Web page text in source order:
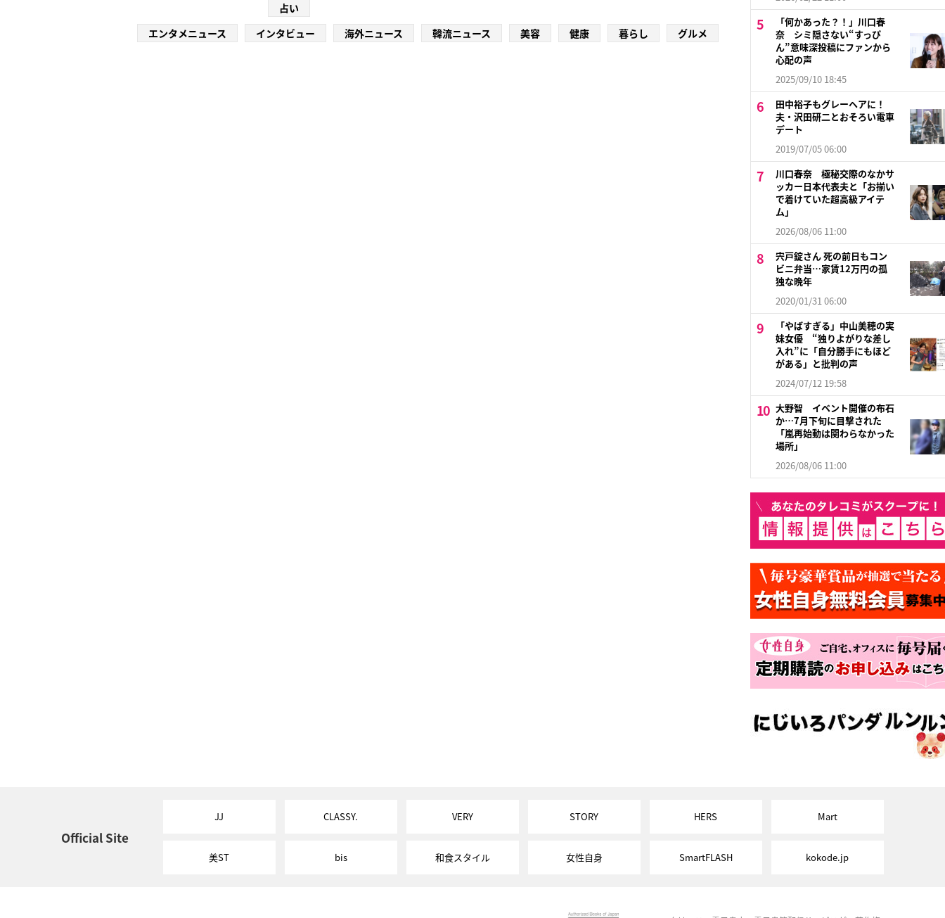
占い
エンタメニュース
インタビュー 海外ニュース 韓流ニュース 美容 健康 暮らし グルメ
「何かあった？！」川口春
奈 シミ隠さない“すっぴ
ん”意味深投稿にファンから
心配の声
2025/09/10 18:45
田中裕子もグレーヘアに！
夫・沢田研二とおそろい電車
デート
2019/07/05 06:00
川口春奈 極秘交際のなかサ
ッカー日本代表夫と「お揃い
で着けていた超高級アイテ
ム」
2026/08/06 11:00
宍戸錠さん 死の前日もコン
ビニ弁当…家賃12万円の孤
独な晩年
2020/01/31 06:00
「やばすぎる」中山美穂の実
妹女優 “独りよがりな差し
入れ”に「自分勝手にもほど
がある」と批判の声
2024/07/12 19:58
大野智 イベント開催の布石
か…7月下旬に目撃された
「嵐再始動は関わらなかった
場所」
2026/08/06 11:00
Official Site
JJ CLASSY. VERY STORY HERS Mart
美ST bis 和食スタイル 女性自身 SmartFLASH kokode.jp